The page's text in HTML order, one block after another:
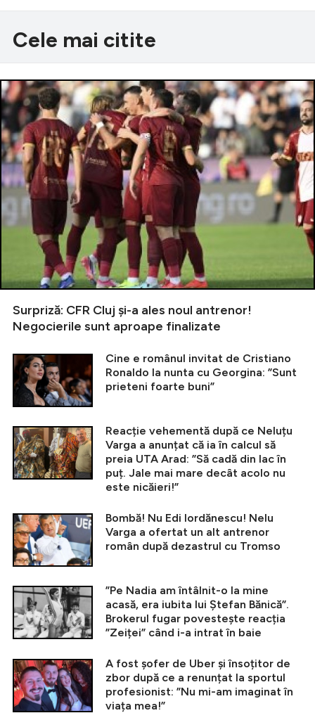
Cele mai citite
Surpriză: CFR Cluj și-a ales noul antrenor!
Negocierile sunt aproape finalizate
Cine e românul invitat de Cristiano
Ronaldo la nunta cu Georgina: ”Sunt
prieteni foarte buni”
Reacție vehementă după ce Neluțu
Varga a anunțat că ia în calcul să
preia UTA Arad: ”Să cadă din lac în
puț. Jale mai mare decât acolo nu
este nicăieri!”
Bombă! Nu Edi Iordănescu! Nelu
Varga a ofertat un alt antrenor
român după dezastrul cu Tromso
”Pe Nadia am întâlnit-o la mine
acasă, era iubita lui Ștefan Bănică”.
Brokerul fugar povestește reacția
”Zeiței” când i-a intrat în baie
A fost șofer de Uber și însoțitor de
zbor după ce a renunțat la sportul
profesionist: ”Nu mi-am imaginat în
viața mea!”